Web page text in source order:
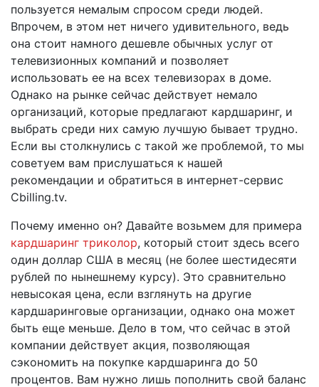
пользуется немалым спросом среди людей.
Впрочем, в этом нет ничего удивительного, ведь
она стоит намного дешевле обычных услуг от
телевизионных компаний и позволяет
использовать ее на всех телевизорах в доме.
Однако на рынке сейчас действует немало
организаций, которые предлагают кардшаринг, и
выбрать среди них самую лучшую бывает трудно.
Если вы столкнулись с такой же проблемой, то мы
советуем вам прислушаться к нашей
рекомендации и обратиться в интернет-сервис
Cbilling.tv.
Почему именно он? Давайте возьмем для примера
кардшаринг триколор, который стоит здесь всего
один доллар США в месяц (не более шестидесяти
рублей по нынешнему курсу). Это сравнительно
невысокая цена, если взглянуть на другие
кардшаринговые организации, однако она может
быть еще меньше. Дело в том, что сейчас в этой
компании действует акция, позволяющая
сэкономить на покупке кардшаринга до 50
процентов. Вам нужно лишь пополнить свой баланс